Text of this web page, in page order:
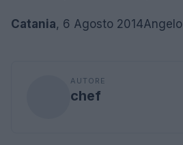
Catania, 6 Agosto 2014Angelo
AUTORE
chef